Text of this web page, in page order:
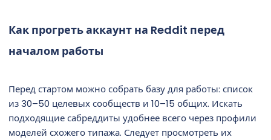
Как прогреть аккаунт на Reddit перед
началом работы
Перед стартом можно собрать базу для работы: список
из 30–50 целевых сообществ и 10–15 общих. Искать
подходящие сабреддиты удобнее всего через профили
моделей схожего типажа. Следует просмотреть их